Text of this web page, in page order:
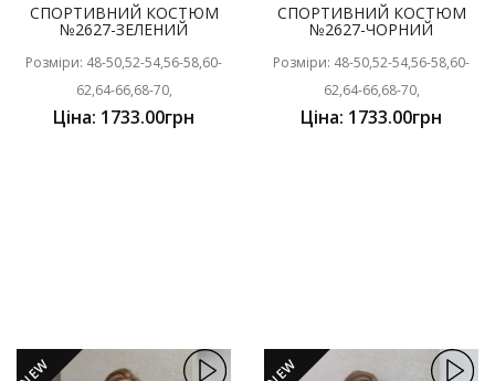
СПОРТИВНИЙ КОСТЮМ
№2627-ЗЕЛЕНИЙ
Розміри: 48-50,52-54,56-58,60-
62,64-66,68-70,
Ціна: 1733.00грн
СПОРТИВНИЙ КОСТЮМ
№2627-ЧОРНИЙ
Розміри: 48-50,52-54,56-58,60-
62,64-66,68-70,
Ціна: 1733.00грн
NEW NEW